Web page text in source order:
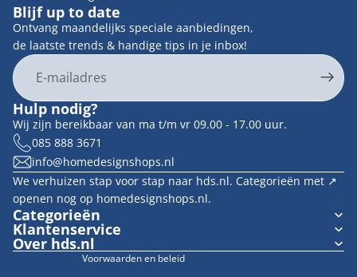
Blijf up to date
Ontvang maandelijks speciale aanbiedingen,
de laatste trends & handige tips in je inbox!
E-mail
Hulp nodig?
Wij zijn bereikbaar van ma t/m vr 09.00 - 17.00 uur.
085 888 3671
info@homedesignshops.nl
We verhuizen stap voor stap naar hds.nl. Categorieën met ↗︎
openen nog op homedesignshops.nl.
Categorieën
Klantenservice
Over hds.nl
Voorwaarden en beleid
Contactgegevens
Terugbetalingsbeleid
Algemene voorwaarden
Verzendbeleid
Wettelijke kennisgeving
Cookievoorkeuren